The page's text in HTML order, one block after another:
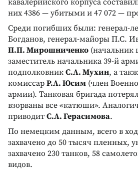
них 4386 — убитыми и 47 072 —
Среди погибших были: генерал-
Богданов, генерал-майоры П.С.
П.П. Мирошниченко (начальник
заместитель начальника 39-й
подполковник С.А. Мухин, а
комиссар Р.А. Юсим (член
армии). Танковая бригада
взорваны все «катюши».
приводит С.А. Герасимова.
По немецким данным, всего в
захвачено до 50 тысяч пленных,
захвачено 230 танков, 58
видов.